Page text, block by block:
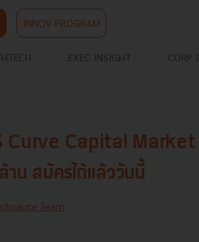
INNOV PROGRAM
EXEC INSIGHT CORP
Curve Capital Market
าน สมัครได้แล้ววันนี้
Team